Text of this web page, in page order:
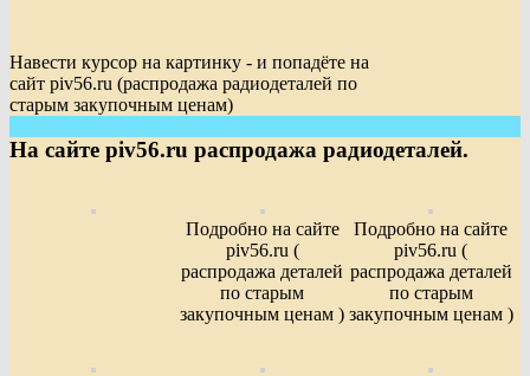
Навести курсор на картинку - и попадёте на
сайт piv56.ru (распродажа радиодеталей по
старым закупочным ценам)
На сайте piv56.ru распродажа радиодеталей.
Подробно на сайте
piv56.ru (
распродажа деталей
по старым
закупочным ценам )
Подробно на сайте
piv56.ru (
распродажа деталей
по старым
закупочным ценам )